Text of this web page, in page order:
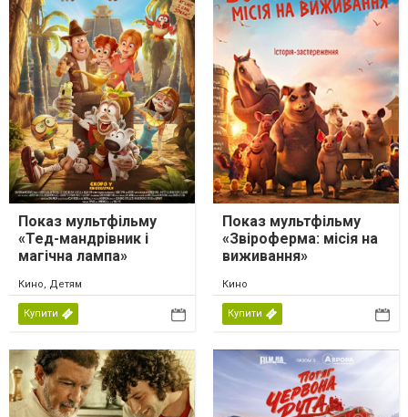
Показ мультфільму
«Тед-мандрівник і
магічна лампа»
Кино, Детям
Купити
Показ мультфільму
«Звіроферма: місія на
виживання»
Кино
Купити